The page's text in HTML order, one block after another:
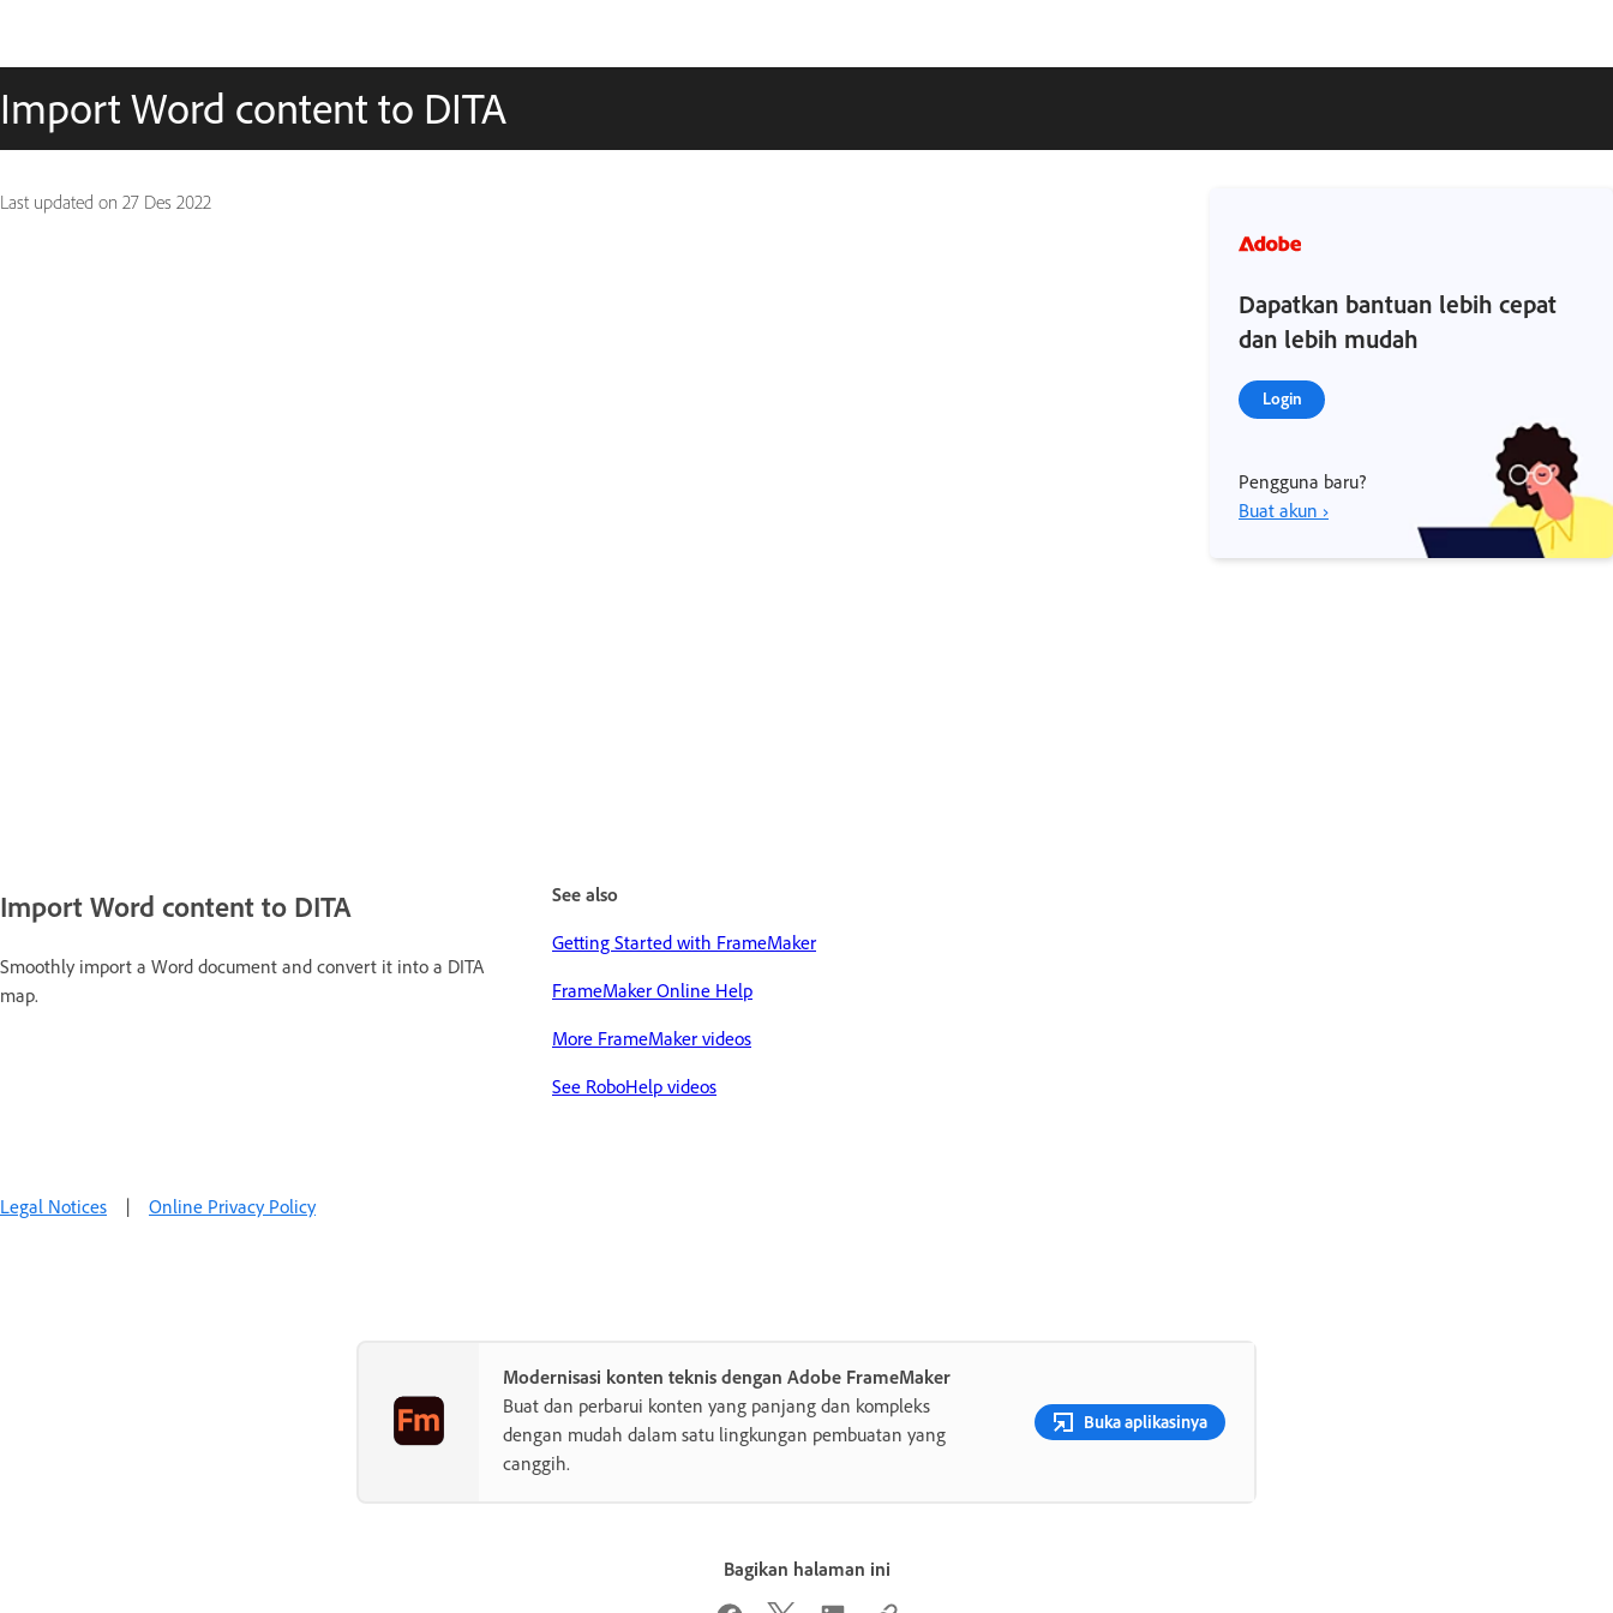
Import Word content to DITA
Last updated on 27 Des 2022
Import Word content to DITA
Smoothly import a Word document and convert it into a DITA
map.
See also
Getting Started with FrameMaker
FrameMaker Online Help
More FrameMaker videos
See RoboHelp videos
Dapatkan bantuan lebih cepat
dan lebih mudah
Login
Pengguna baru?
Buat akun ›
Legal Notices | Online Privacy Policy
Modernisasi konten teknis dengan Adobe FrameMaker
Buat dan perbarui konten yang panjang dan kompleks
dengan mudah dalam satu lingkungan pembuatan yang
canggih.
Buka aplikasinya
Bagikan halaman ini